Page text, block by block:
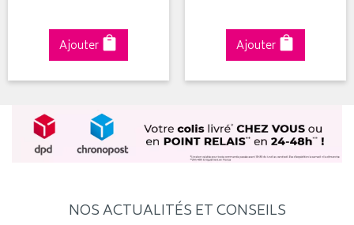
Ajouter Ajouter
NOS ACTUALITÉS ET CONSEILS